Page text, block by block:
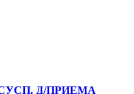
Д/ПРИЕМА